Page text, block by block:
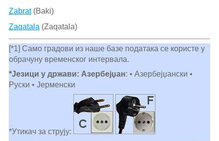
Zabrat(Baki)
Zaqatala (Zaqatala)
[*1] Само градови из наше базе података се користе у
обрачуну временског интервала.
*Језици у држави: Азербејџан: • Азербејџански •
Руски • Јерменски
*Утикач за струју: